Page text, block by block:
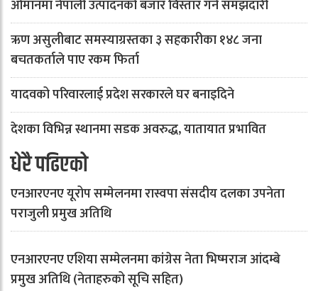
ओमानमा नेपाली उत्पादनको बजार विस्तार गर्ने समझदारी
ऋण असुलीबाट समस्याग्रस्तका ३ सहकारीका १४८ जना
बचतकर्ताले पाए रकम फिर्ता
यादवको परिवारलाई प्रदेश सरकारले घर बनाइदिने
देशका विभिन्न स्थानमा सडक अवरुद्ध, यातायात प्रभावित
धेरै पढिएको
एनआरएनए यूरोप सम्मेलनमा रास्वपा संसदीय दलका उपनेता
पराजुली प्रमुख अतिथि
एनआरएनए एशिया सम्मेलनमा कांग्रेस नेता भिष्मराज आंदम्बे
प्रमुख अतिथि (नेताहरुको सूचि सहित)